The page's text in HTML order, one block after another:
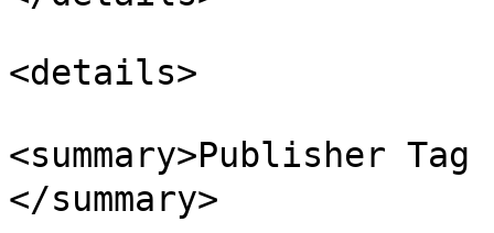
<details>
<summary>Publisher Tag
</summary>